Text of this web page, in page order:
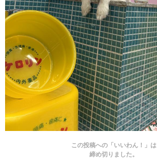
この投稿への「いいわん！」は
締め切りました。